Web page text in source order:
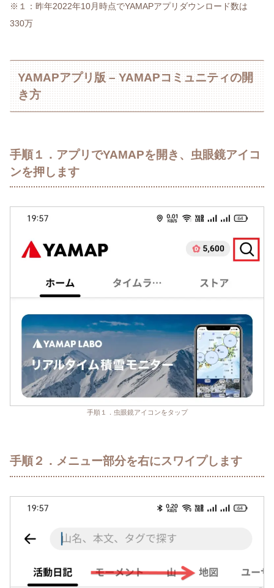
※１：昨年2022年10月時点でYAMAPアプリダウンロード数は
330万
YAMAPアプリ版 – YAMAPコミュニティの開
き方
手順１．アプリでYAMAPを開き、虫眼鏡アイコ
ンを押します
手順１．虫眼鏡アイコンをタップ
手順２．メニュー部分を右にスワイプします